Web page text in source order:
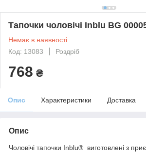
Тапочки чоловічі Inblu BG
Немає в наявності
Код: 13083
Роздріб
768 ₴
Опис Характеристики Доставка
Опис
Чоловічі тапочки Inblu® виготовлені з